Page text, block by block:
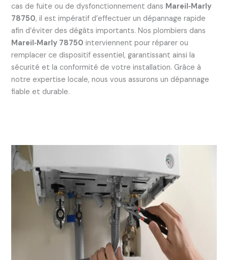
cas de fuite ou de dysfonctionnement dans Mareil‑Marly
78750, il est impératif d’effectuer un dépannage rapide
afin d’éviter des dégâts importants. Nos plombiers dans
Mareil‑Marly 78750 interviennent pour réparer ou
remplacer ce dispositif essentiel, garantissant ainsi la
sécurité et la conformité de votre installation. Grâce à
notre expertise locale, nous vous assurons un dépannage
fiable et durable.